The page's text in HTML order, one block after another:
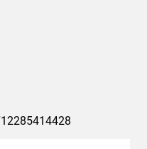
de votre élévateur une